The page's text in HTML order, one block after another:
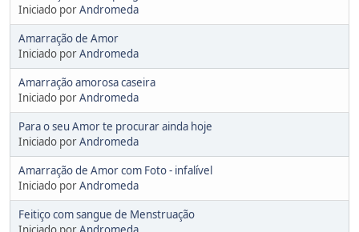
Iniciado porAndromeda
Amarração de Amor
Iniciado porAndromeda
Amarração amorosa caseira
Iniciado porAndromeda
Para o seu Amor te procurar ainda hoje
Iniciado porAndromeda
Amarração de Amor com Foto - infalível
Iniciado porAndromeda
Feitiço com sangue de Menstruação